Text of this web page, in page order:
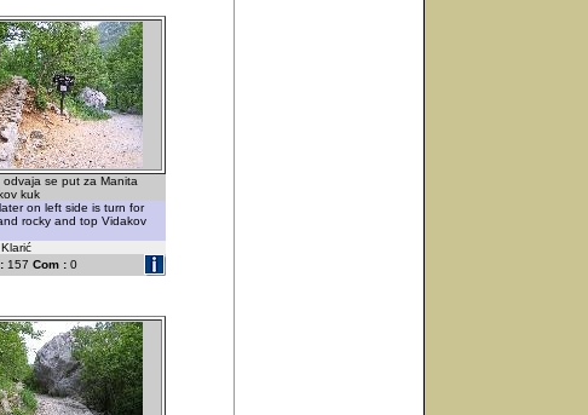
odvaja se put za Manita
kuk
on left side is turn for
rocky and top Vidakov
157 Com : 0